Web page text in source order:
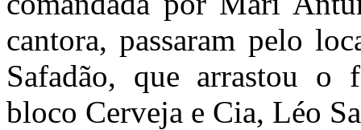
cantora, passaram pelo
Safadão, que arrastou o
bloco Cerveja e Cia, Léo